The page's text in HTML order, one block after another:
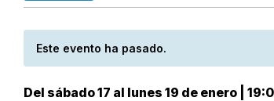
Este evento ha pasado.
Del sábado 17 al lunes 19 de enero |